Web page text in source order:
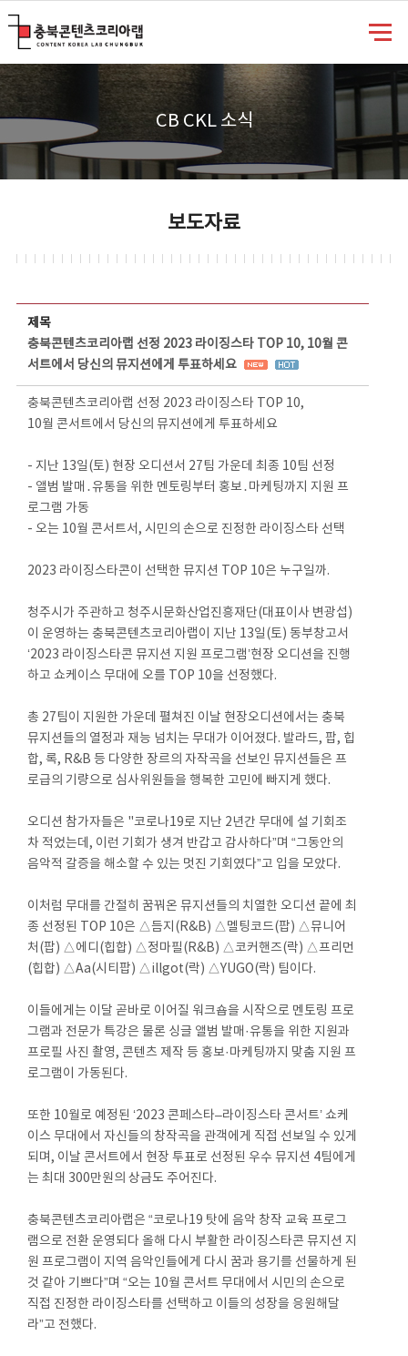
CB CKL 소식
보도자료
제목
충북콘텐츠코리아랩 선정 2023 라이징스타 TOP 10, 10월 콘
서트에서 당신의 뮤지션에게 투표하세요
충북콘텐츠코리아랩 선정 2023 라이징스타 TOP 10,
10월 콘서트에서 당신의 뮤지션에게 투표하세요
- 지난 13일(토) 현장 오디션서 27팀 가운데 최종 10팀 선정
- 앨범 발매․유통을 위한 멘토링부터 홍보․마케팅까지 지원 프
로그램 가동
- 오는 10월 콘서트서, 시민의 손으로 진정한 라이징스타 선택
2023 라이징스타콘이 선택한 뮤지션 TOP 10은 누구일까.
청주시가 주관하고 청주시문화산업진흥재단(대표이사 변광섭)
이 운영하는 충북콘텐츠코리아랩이 지난 13일(토) 동부창고서
‘2023 라이징스타콘 뮤지션 지원 프로그램’현장 오디션을 진행
하고 쇼케이스 무대에 오를 TOP 10을 선정했다.
총 27팀이 지원한 가운데 펼쳐진 이날 현장오디션에서는 충북
뮤지션들의 열정과 재능 넘치는 무대가 이어졌다. 발라드, 팝, 힙
합, 록, R&B 등 다양한 장르의 자작곡을 선보인 뮤지션들은 프
로급의 기량으로 심사위원들을 행복한 고민에 빠지게 했다.
오디션 참가자들은 "코로나19로 지난 2년간 무대에 설 기회조
차 적었는데, 이런 기회가 생겨 반갑고 감사하다”며 “그동안의
음악적 갈증을 해소할 수 있는 멋진 기회였다”고 입을 모았다.
이처럼 무대를 간절히 꿈꿔온 뮤지션들의 치열한 오디션 끝에 최
종 선정된 TOP 10은 △듬지(R&B) △멜팅코드(팝) △뮤니어
처(팝) △에디(힙합) △정마필(R&B) △코커핸즈(락) △프리먼
(힙합) △Aa(시티팝) △illgot(락) △YUGO(락) 팀이다.
이들에게는 이달 곧바로 이어질 워크숍을 시작으로 멘토링 프로
그램과 전문가 특강은 물론 싱글 앨범 발매·유통을 위한 지원과
프로필 사진 촬영, 콘텐츠 제작 등 홍보·마케팅까지 맞춤 지원 프
로그램이 가동된다.
또한 10월로 예정된 ‘2023 콘페스타–라이징스타 콘서트’ 쇼케
이스 무대에서 자신들의 창작곡을 관객에게 직접 선보일 수 있게
되며, 이날 콘서트에서 현장 투표로 선정된 우수 뮤지션 4팀에게
는 최대 300만원의 상금도 주어진다.
충북콘텐츠코리아랩은 “코로나19 탓에 음악 창작 교육 프로그
램으로 전환 운영되다 올해 다시 부활한 라이징스타콘 뮤지션 지
원 프로그램이 지역 음악인들에게 다시 꿈과 용기를 선물하게 된
것 같아 기쁘다”며 “오는 10월 콘서트 무대에서 시민의 손으로
직접 진정한 라이징스타를 선택하고 이들의 성장을 응원해달
라”고 전했다.